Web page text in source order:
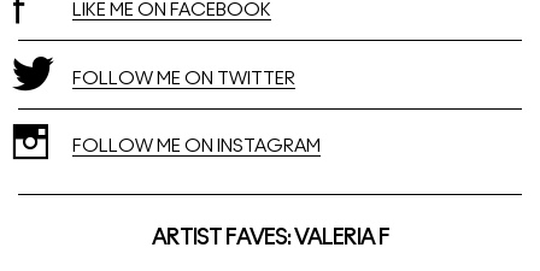
LIKE ME ON FACEBOOK
FOLLOW ME ON TWITTER
FOLLOW ME ON INSTAGRAM
ARTIST FAVES: VALERIA F